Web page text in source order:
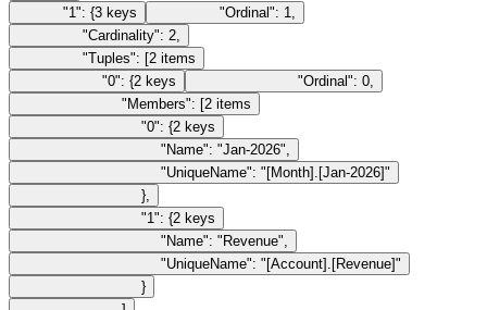
"1": {3 keys "Ordinal": 1,
"Cardinality": 2,
"Tuples": [2 items
"0": {2 keys "Ordinal": 0,
"Members": [2 items
"0": {2 keys
"Name": "Jan-2026",
"UniqueName": "[Month].[Jan-2026]"
},
"1": {2 keys
"Name": "Revenue",
"UniqueName": "[Account].[Revenue]"
}